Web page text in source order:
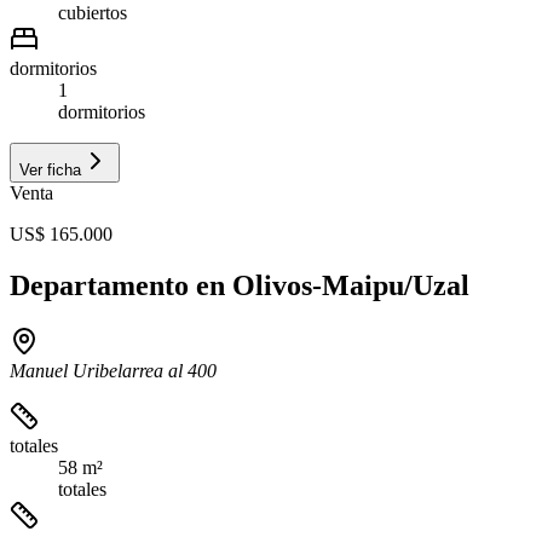
cubiertos
dormitorios
1
dormitorios
Ver ficha
Venta
US$ 165.000
Departamento en Olivos-Maipu/Uzal
Manuel Uribelarrea al 400
totales
58 m²
totales